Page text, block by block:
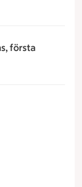
blad.
första